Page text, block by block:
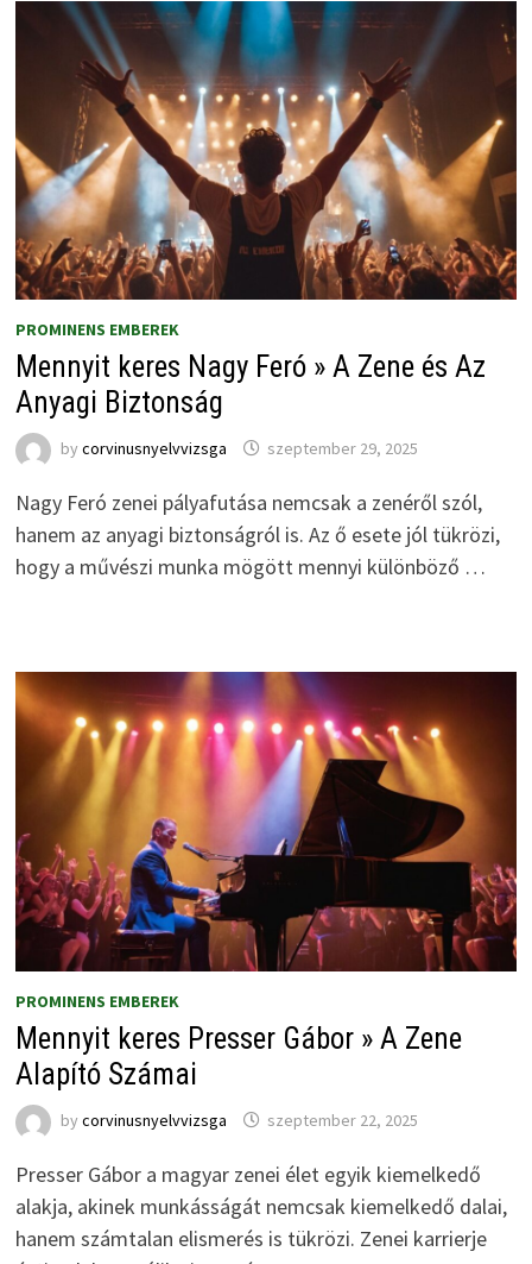
PROMINENS EMBEREK
Mennyit keres Nagy Feró » A Zene és Az
Anyagi Biztonság
by corvinusnyelvvizsga szeptember 29, 2025
Nagy Feró zenei pályafutása nemcsak a zenéről szól,
hanem az anyagi biztonságról is. Az ő esete jól tükrözi,
hogy a művészi munka mögött mennyi különböző …
PROMINENS EMBEREK
Mennyit keres Presser Gábor » A Zene
Alapító Számai
by corvinusnyelvvizsga szeptember 22, 2025
Presser Gábor a magyar zenei élet egyik kiemelkedő
alakja, akinek munkásságát nemcsak kiemelkedő dalai,
hanem számtalan elismerés is tükrözi. Zenei karrierje